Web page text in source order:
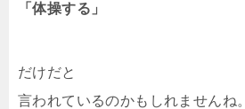
「体操する」
だけだと
言われているのかもしれませんね。